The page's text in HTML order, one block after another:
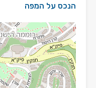
הנכס על המפה